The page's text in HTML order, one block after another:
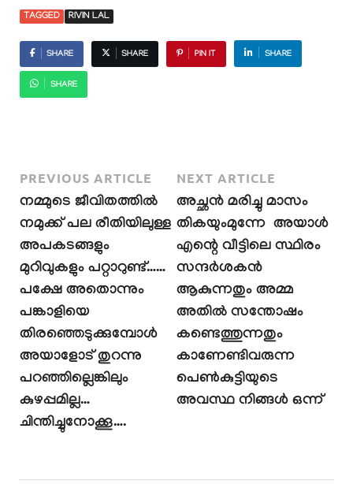
TAGGED RIVIN LAL
SHARE SHARE PIN IT SHARE
SHARE
PREVIOUS ARTICLE
നമ്മുടെ ജീവിതത്തിൽ
നമുക്ക് പല രീതിയിലുള്ള
അപകടങ്ങളും
മുറിവുകളും പറ്റാറുണ്ട്……
പക്ഷേ അതൊന്നും
പങ്കാളിയെ
തിരഞ്ഞെടുക്കുമ്പോൾ
അയാളോട് തുറന്നു
പറഞ്ഞില്ലെങ്കിലും
കുഴപ്പമില്ല…
NEXT ARTICLE
അച്ഛൻ മരിച്ചു മാസം
തികയുംമുന്നേ അയാൾ
എന്റെ വീട്ടിലെ സ്ഥിരം
സന്ദർശകൻ
ആകുന്നതും അമ്മ
അതിൽ സന്തോഷം
കണ്ടെത്തുന്നതും
കാണേണ്ടിവരുന്ന
പെൺകുട്ടിയുടെ
അവസ്ഥ നിങ്ങൾ ഒന്ന്
ചിന്തിച്ചുനോക്കൂ….